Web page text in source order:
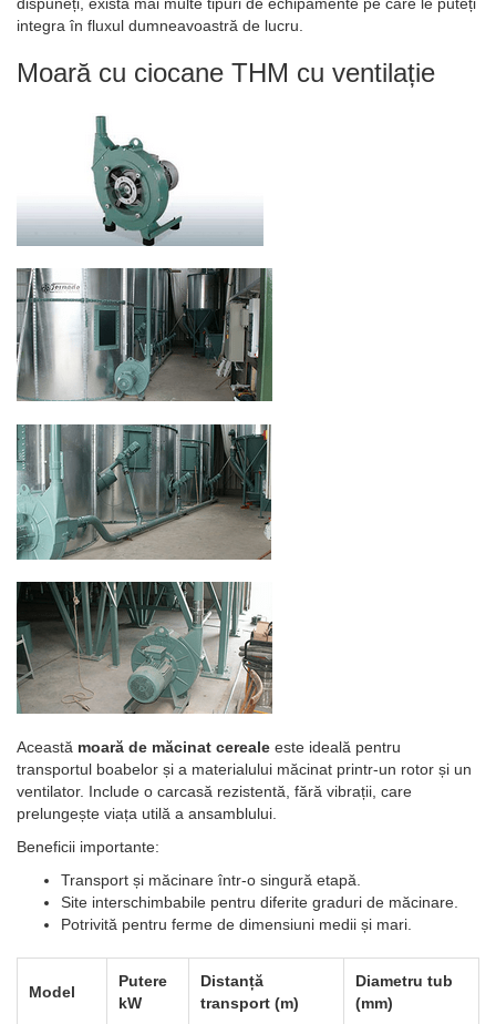
integra în fluxul dumneavoastră de lucru.
Moară cu ciocane THM cu ventilație
Această moară de măcinat cereale este ideală pentru
transportul boabelor și a materialului măcinat printr-un rotor și un
ventilator. Include o carcasă rezistentă, fără vibrații, care
prelungește viața utilă a ansamblului.
Beneficii importante:
Transport și măcinare într-o singură etapă.
Site interschimbabile pentru diferite graduri de măcinare.
Potrivită pentru ferme de dimensiuni medii și mari.
Model
Putere
kW
Distanță
transport (m)
Diametru tub
(mm)